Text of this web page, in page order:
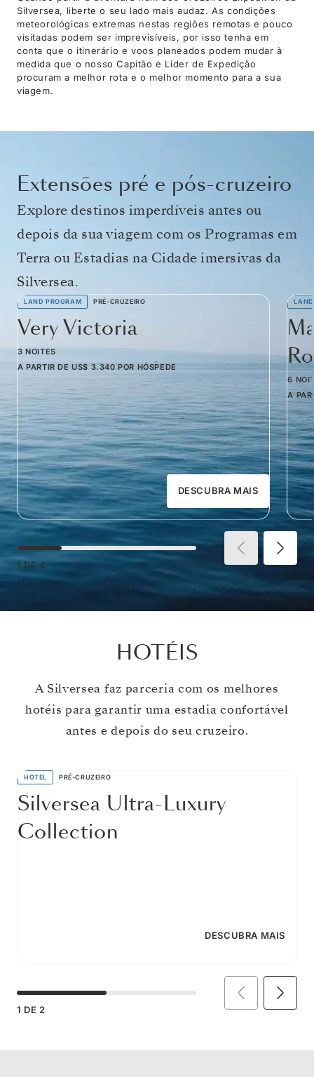
Silversea, liberte o seu lado mais audaz. As condições
meteorológicas extremas nestas regiões remotas e pouco
visitadas podem ser imprevisíveis, por isso tenha em
conta que o itinerário e voos planeados podem mudar à
medida que o nosso Capitão e Líder de Expedição
procuram a melhor rota e o melhor momento para a sua
viagem.
Extensões pré e pós-cruzeiro
Explore destinos imperdíveis antes ou
depois da sua viagem com os Programas em
Terra ou Estadias na Cidade imersivas da
Silversea.
LAND PROGRAM PRÉ-CRUZEIRO
Very Victoria
3 NOITES
A PARTIR DE US$ 3.340 POR HÓSPEDE
DESCUBRA MAIS
6
A
1 DE 4
HOTÉIS
A Silversea faz parceria com os melhores
hotéis para garantir uma estadia confortável
antes e depois do seu cruzeiro.
HOTEL PRÉ-CRUZEIRO
Silversea Ultra-Luxury
Collection
DESCUBRA MAIS
1 DE 2